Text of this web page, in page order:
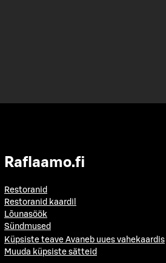
Raflaamo.fi
Restoranid
Restoranid kaardil
Lõunasöök
Sündmused
Küpsiste teave Avaneb uues vahekaardis
Muuda küpsiste sätteid